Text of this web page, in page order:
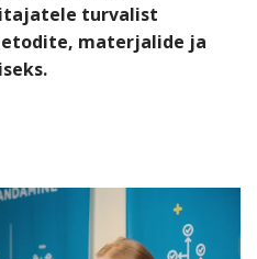
turvalist
materjalide ja